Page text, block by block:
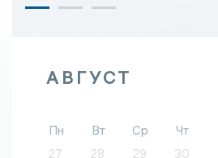
АВГУСТ
Пн Вт Ср Чт
27
28 29 30